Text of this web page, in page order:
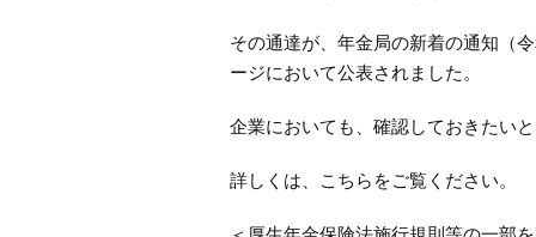
その通達が、年金局の新着の通知（
ージにおいて公表されました。
企業においても、確認しておきたいと
詳しくは、こちらをご覧ください。